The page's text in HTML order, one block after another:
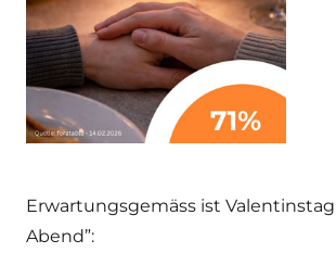
Erwartungsgemäss ist Valentinstag
Abend”: